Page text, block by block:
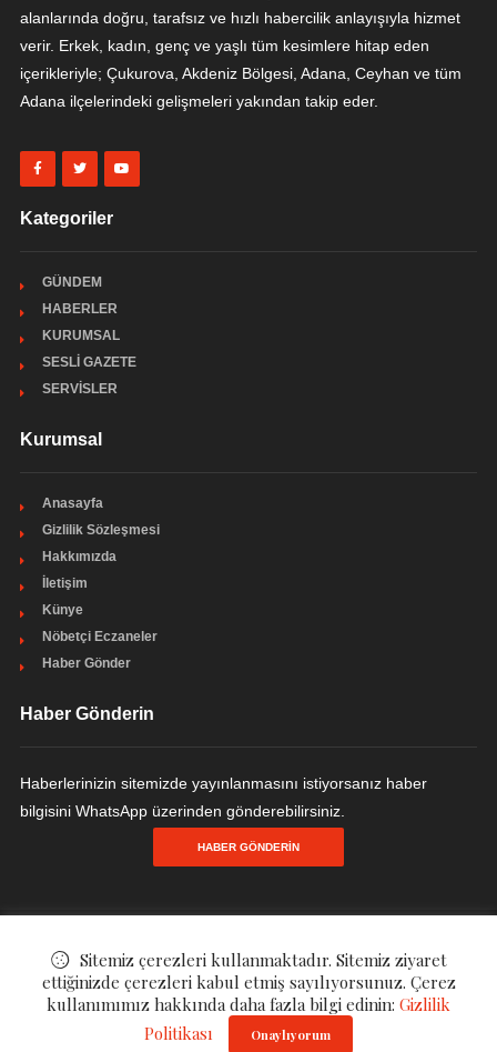
alanlarında doğru, tarafsız ve hızlı habercilik anlayışıyla hizmet
verir. Erkek, kadın, genç ve yaşlı tüm kesimlere hitap eden
içerikleriyle; Çukurova, Akdeniz Bölgesi, Adana, Ceyhan ve tüm
Adana ilçelerindeki gelişmeleri yakından takip eder.
Kategoriler
GÜNDEM
HABERLER
KURUMSAL
SESLİ GAZETE
SERVİSLER
Kurumsal
Anasayfa
Gizlilik Sözleşmesi
Hakkımızda
İletişim
Künye
Nöbetçi Eczaneler
Haber Gönder
Haber Gönderin
Haberlerinizin sitemizde yayınlanmasını istiyorsanız haber
bilgisini WhatsApp üzerinden gönderebilirsiniz.
HABER GÖNDERIN
YENİ CEYHAN HABER "OKUYUN HABERİNİZ OLSUN" . All Rights
Reserved.
Sitemiz çerezleri kullanmaktadır. Sitemiz ziyaret
ettiğinizde çerezleri kabul etmiş sayılıyorsunuz. Çerez
kullanımımız hakkında daha fazla bilgi edinin: Gizlilik
Politikası
Onaylıyorum